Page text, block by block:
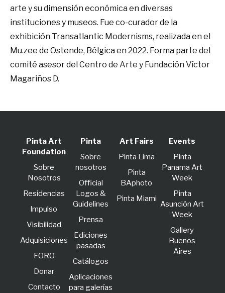
arte y su dimensión económica en diversas
instituciones y museos. Fue co-curador de la
exhibición Transatlantic Modernisms, realizada en el
Mu.zee de Ostende, Bélgica en 2022. Forma parte del
comité asesor del Centro de Arte y Fundación Víctor
Magariños D.
Pinta Art
Foundation
Sobre
Nosotros
Residencias
lmpulso
Visibilidad
Adquisiciones
FORO
Donar
Contacto
Pinta
Sobre
nosotros
Official
Logos &
Guidelines
Prensa
Ediciones
pasadas
Catálogos
Aplicaciones
para galerías
Art Fairs
Pinta Lima
Pinta
BAphoto
Pinta Miami
Events
Pinta
Panama Art
Week
Pinta
Asunción Art
Week
Gallery
Buenos
Aires